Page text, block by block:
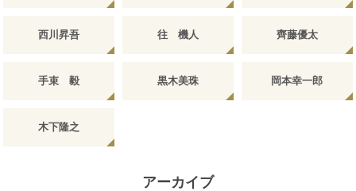
西川昇吾 往 機人 齊藤優太
手束 毅 黒木美珠 岡本幸一郎
木下隆之
アーカイブ